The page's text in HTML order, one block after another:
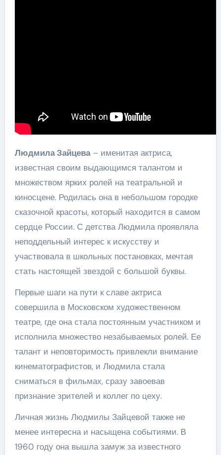
Людмила Зайцева– именитая актриса,
известная своим выдающимся талантом и
множеством ярких ролей на театральной и
киносцене. Родилась она в небольшом городке
сказочной красоты, который находится в самом
сердце России. С детства Людмила проявляла
неподдельный интерес к искусству и
участвовала в школьных постановках, мечтая
стать настоящей звездой с большой буквы.
Первые шаги на пути к славе актриса
совершила в Московском художественном
театре, где она стала постоянным участником и
исполнила множество незабываемых ролей. Ее
талант и неповторимость привлекли внимание
кинематографистов, и Людмила стала
сниматься в фильмах, сразу завоевав
признание зрителей и коллег по цеху.
Личная жизнь Людмилы Зайцевой также не
менее интересна и насыщена событиями. В
1960 году она вышла замуж за известного